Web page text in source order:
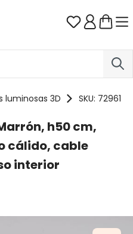
Tienes 0
luminosas 3D SKU: 72961
h50 cm,
cálido, cable
interior